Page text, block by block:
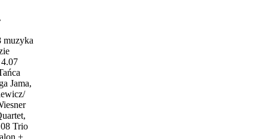
muzyka
Jama,
Trio